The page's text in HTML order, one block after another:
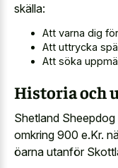
skälla:
Att varna dig
Att uttrycka
Att söka
Historia och
Shetland Sheepdog
omkring 900 e.Kr.
öarna utanför